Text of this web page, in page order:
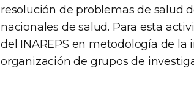
resolución de problemas de salud
nacionales de salud. Para esta
del INAREPS en metodología de
organización de grupos de